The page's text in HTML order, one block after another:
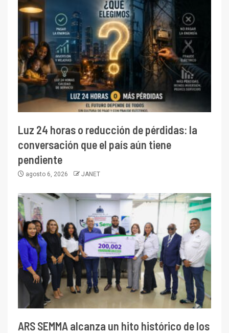
Luz 24 horas o reducción de pérdidas: la
conversación que el país aún tiene
pendiente
agosto 6, 2026 JANET
ARS SEMMA alcanza un hito histórico de los